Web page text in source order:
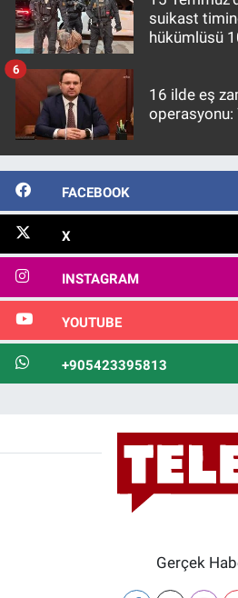
suikast
hükümlüsü
16 ilde eş
operasyonu:
6
FACEBOOK
X
INSTAGRAM
YOUTUBE
+905423395813
Gerçek